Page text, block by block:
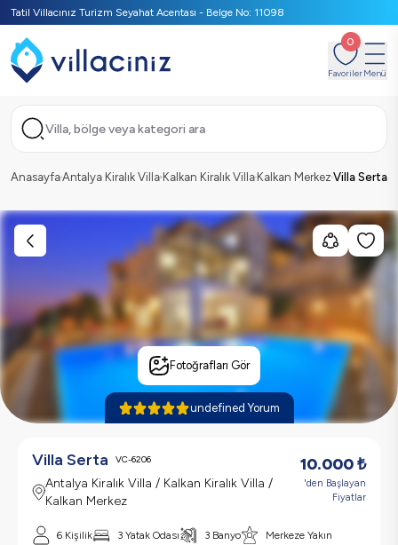
Tatil Villacınız Turizm Seyahat Acentası - Belge No: 11098
0
FavorilerMenü
Villa, bölge veya kategori ara
AnasayfaAntalya Kiralık VillaKalkan Kiralık VillaKalkan Merkez Villa Serta
Fotoğrafları Gör
undefined Yorum
Villa Serta VC-6206
Antalya Kiralık Villa / Kalkan Kiralık Villa /
Kalkan Merkez
10.000₺
'den Başlayan
Fiyatlar
6 Kişilik 3 Yatak Odası 3 Banyo
Merkeze Yakın